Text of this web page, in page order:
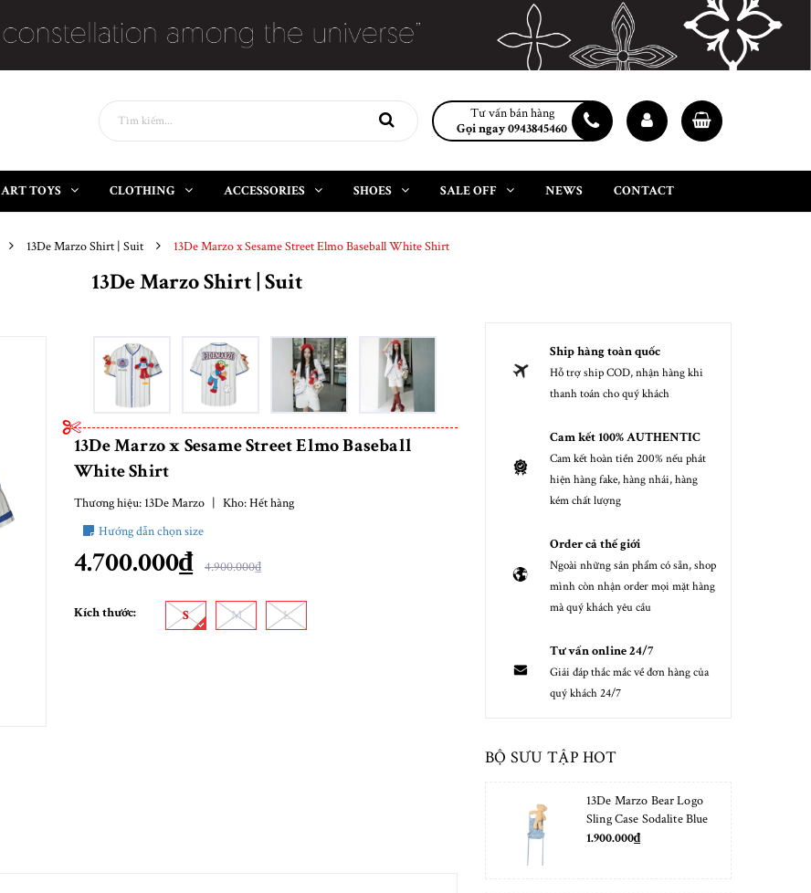
Tư vấn bán hàng
Gọi ngay 0943845460
ART TOYS CLOTHING ACCESSORIES SHOES SALE OFF NEWS CONTACT
13De Marzo Shirt | Suit 13De Marzo x Sesame Street Elmo Baseball White Shirt
13De Marzo Shirt | Suit
13De Marzo x Sesame Street Elmo Baseball
White Shirt
Thương hiệu: 13De Marzo | Kho:Hết hàng
Hướng dẫn chọn size
4.700.000₫ 4.900.000₫
Kích thước: S M L
Ship hàng toàn quốc
Hỗ trợ ship COD, nhận hàng khi
thanh toán cho quý khách
Cam kết 100% AUTHENTIC
Cam kết hoàn tiền 200% nếu phát
hiện hàng fake, hàng nhái, hàng
kém chất lượng
Order cả thế giới
Ngoài những sản phẩm có sẵn, shop
mình còn nhận order mọi mặt hàng
mà quý khách yêu cầu
Tư vấn online 24/7
Giải đáp thắc mắc về đơn hàng của
quý khách 24/7
BỘ SƯU TẬP HOT
13De Marzo Bear Logo
Sling Case Sodalite Blue
1.900.000₫